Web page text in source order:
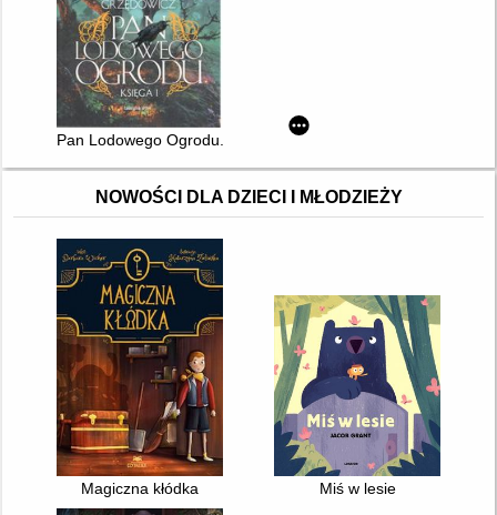
Pan Lodowego Ogrodu. Ks. 1
NOWOŚCI DLA DZIECI I MŁODZIEŻY
Magiczna kłódka Miś w lesie